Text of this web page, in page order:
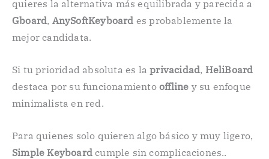
quieres la alternativa más equilibrada y parecida a
Gboard, AnySoftKeyboard es probablemente la
mejor candidata.
Si tu prioridad absoluta es laprivacidad, HeliBoard
destaca por su funcionamiento offline y su enfoque
minimalista en red.
Para quienes solo quieren algo básico y muy ligero,
Simple Keyboard cumple sin complicaciones..